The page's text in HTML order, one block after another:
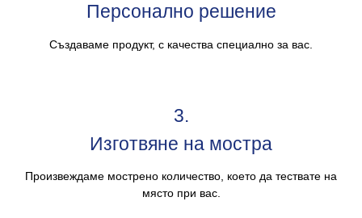
Персонално решение
Създаваме продукт, с качества специално за вас.
3.
Изготвяне на мостра
Произвеждаме мострено количество, което да тествате на
място при вас.